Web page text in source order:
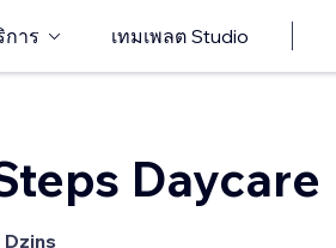
การ เทมเพลต Studio
Daycare
Dzins